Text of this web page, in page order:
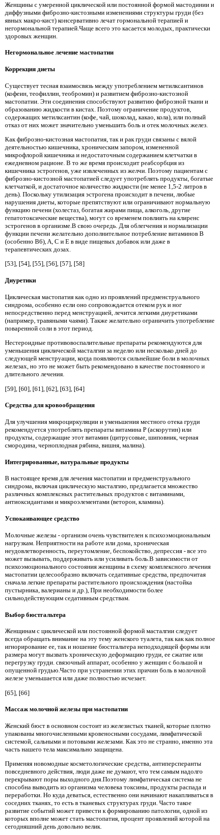
Женщины с умеренной циклической или постоянной формой мастодинии и
диффузными фиброзно-кистозными изменениями структуры груди (без
явных макро-кист) консервативно лечат гормональной терапией и
негормональной терапией.Чаще всего это касается молодых, практически
здоровых женщин.
Негормональное лечение мастопатии
Коррекция диеты
Существует тесная взаимосвязь между употреблением метилксантинов
(кофеин, теофиллин, теобромин) и развитием фиброзно-кистозной
мастопатии. Эти соединения способствуют развитию фиброзной ткани и
образованию жидкости в кистах. Поэтому ограничение продуктов,
содержащих метилксантин (кофе, чай, шоколад, какао, кола), или полный
отказ от них может значительно уменьшить боль и отек молочных желез.
Как фиброзно-кистозная мастопатия, так и рак груди связаны с вялой
деятельностью кишечника, хроническим запором, измененной
микрофлорой кишечника и недостаточным содержанием клетчатки в
ежедневном рационе. В то же время происходит реабсорбция из
кишечника эстрогенов, уже извлеченных из желчи. Поэтому пациентам с
фиброзно-кистозной мастопатией следует употреблять продукты, богатые
клетчаткой, и достаточное количество жидкости (не менее 1,5-2 литров в
день). Поскольку утилизация эстрогена происходит в печени, любые
нарушения диеты, которые препятствуют или ограничивают нормальную
функцию печени (холестаз, богатая жирами пища, алкоголь, другие
гепатотоксические вещества), могут со временем повлиять на клиренс
эстрогенов в организме.В свою очередь. Для облегчения и нормализации
функции печени желательно дополнительное потребление витаминов B
(особенно B6), A, C и E в виде пищевых добавок или даже в
терапевтических дозах.
[53], [54], [55], [56], [57], [58]
Диуретики
Циклическая мастопатия как одно из проявлений предменструального
синдрома, особенно если оно сопровождается отеком рук и ног
непосредственно перед менструацией, лечится легкими диуретиками
(например, травяными чаями). Также желательно ограничить употребление
поваренной соли в этот период.
Нестероидные противовоспалительные препараты рекомендуются для
уменьшения циклической масталгии за неделю или несколько дней до
следующей менструации, когда появляются сильнейшие боли в молочных
железах, но это не может быть рекомендовано в качестве постоянного и
длительного лечения.
[59], [60], [61], [62], [63], [64]
Средства для кровообращения
Для улучшения микроциркуляции и уменьшения местного отека груди
рекомендуется употреблять препараты витамина Р (аскорутин) или
продукты, содержащие этот витамин (цитрусовые, шиповник, черная
смородина, черноплодная рябина, вишня, малина).
Интегрированные, натуральные продукты
В настоящее время для лечения мастопатии и предменструального
синдрома, включая циклическую масталгию, предлагается множество
различных комплексных растительных продуктов с витаминами,
антиоксидантами и микроэлементами (веторон, кламина).
Успокаивающее средство
Молочные железы - организм очень чувствителен к психоэмоциональным
нагрузкам. Неприятности на работе или дома, хроническая
неудовлетворенность, переутомление, беспокойство, депрессия - все это
может вызывать, поддерживать или усиливать боль.В зависимости от
психоэмоционального состояния женщины в схему комплексного лечения
мастопатии целесообразно включать седативные средства, предпочитая
сначала легкие препараты растительного происхождения (настойка
пустырника, валерианы и др.), При необходимости более
сильнодействующим седативным средствам.
Выбор бюстгальтера
Женщинам с циклической или постоянной формой масталгии следует
всегда обращать внимание на эту тему женского туалета, так как как полное
игнорирование ее, так и ношение бюстгальтера неподходящей формы или
размера могут вызвать хроническую деформацию груди, ее сжатие или
перегрузку груди. связочный аппарат, особенно у женщин с большой и
опущенной грудью.Часто при устранении этих причин боль в молочной
железе уменьшается или даже полностью исчезает.
[65], [66]
Массаж молочной железы при мастопатии
Женский бюст в основном состоит из железистых тканей, которые плотно
упакованы многочисленными кровеносными сосудами, лимфатической
системой, сальными и потовыми железами. Как это не странно, именно эта
часть нашего тела максимально защищена.
Применяя новомодные косметологические средства, антиперсперанты
повседневного действия, люди даже не думают, что тем самым надолго
перекрывают поры выходного дня.Поэтому лимфатическая система не
способна выводить из организма человека токсины, продукты распада и
переработки. Но куда деваться, естественно они начинают накапливаться в
соседних тканях, то есть в тканевых структурах груди. Часто такое
развитие событий может привести к формированию патологии, одной из
которых вполне может стать мастопатия, процент проявлений которой на
сегодняшний день довольно велик.